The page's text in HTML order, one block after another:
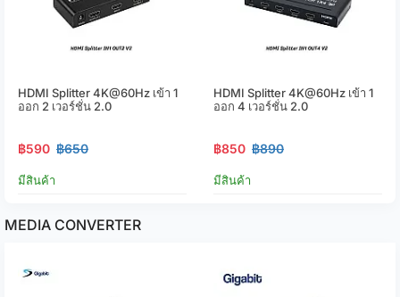
HDMI Splitter 4K@60Hz เข้า 1
ออก 2 เวอร์ชั่น 2.0
฿590 ฿650
มีสินค้า
HDMI Splitter 4K@60Hz เข้า 1
ออก 4 เวอร์ชั่น 2.0
฿850 ฿890
มีสินค้า
MEDIA CONVERTER